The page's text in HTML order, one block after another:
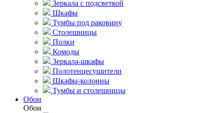
Зеркала с подсветкой
Шкафы
Тумбы под раковину
Столешницы
Полки
Комоды
Зеркала-шкафы
Полотенцесушители
Шкафы-колонны
Тумбы и столешницы
Обои
Обои